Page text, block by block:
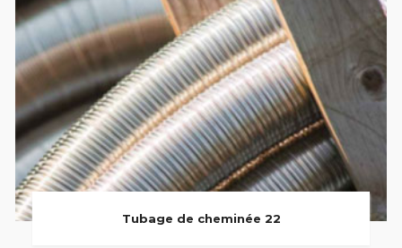
Tubage de cheminée 22